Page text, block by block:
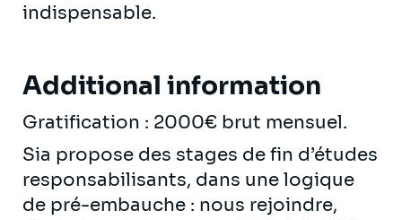
indispensable.
Additional information
Gratification : 2000€ brut mensuel.
Sia propose des stages de fin d’études
responsabilisants, dans une logique
de pré-embauche : nous rejoindre,